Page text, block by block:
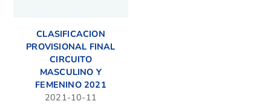
CLASIFICACION
PROVISIONAL FINAL
CIRCUITO
MASCULINO Y
FEMENINO 2021
2021-10-11